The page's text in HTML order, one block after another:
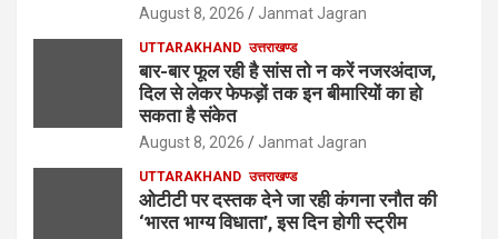
August 8, 2026 Janmat Jagran
UTTARAKHAND उत्तराखण्ड
बार-बार फूल रही है सांस तो न करें नजरअंदाज,
दिल से लेकर फेफड़ों तक इन बीमारियों का हो
सकता है संकेत
August 8, 2026 Janmat Jagran
UTTARAKHAND उत्तराखण्ड
ओटीटी पर दस्तक देने जा रही कंगना रनौत की
‘भारत भाग्य विधाता’, इस दिन होगी स्ट्रीम